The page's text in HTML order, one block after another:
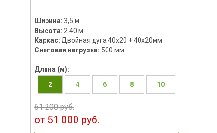
Ширина: 3,5 м
Высота: 2.40 м
Каркас: Двойная дуга 40x20 + 40х20мм
Снеговая нагрузка: 500 мм
Длина (м):
2
4 6 8 10
61 200 руб.
от 51 000 руб.